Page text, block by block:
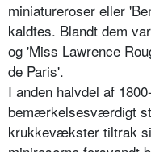
miniatureroser eller
kaldtes. Blandt dem
og 'Miss Lawrence
de Paris'.
I anden halvdel af
bemærkelsesværdigt
krukkevækster tiltrak